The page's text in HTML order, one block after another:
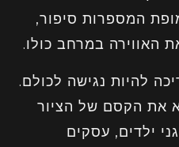
המספרות סיפור,
האווירה במרחב כולו.
להיות נגישה לכולם.
את הקסם של הציור
ילדים, עסקים